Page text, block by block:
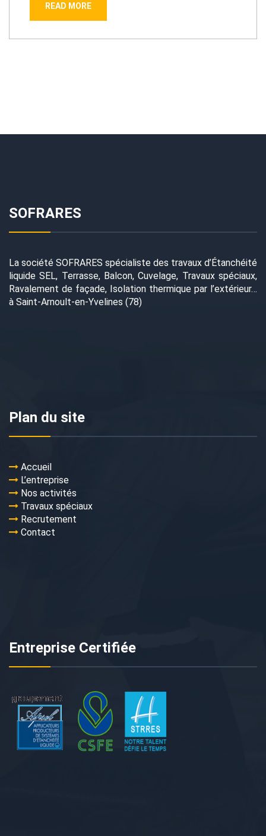
READ MORE
SOFRARES
La société SOFRARES spécialiste des travaux d’Étanchéité
liquide SEL, Terrasse, Balcon, Cuvelage, Travaux spéciaux,
Ravalement de façade, Isolation thermique par l’extérieur…
à Saint-Arnoult-en-Yvelines (78)
Plan du site
Accueil
L’entreprise
Nos activités
Travaux spéciaux
Recrutement
Contact
Entreprise Certifiée